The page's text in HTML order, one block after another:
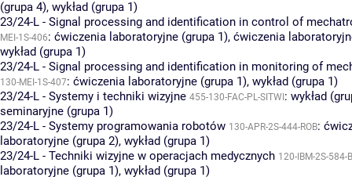
(grupa 4), wykład (grupa 1)
23/24-L - Signal processing and identification in control of
MEI-1S-406: ćwiczenia laboratoryjne (grupa 1), ćwiczenia
wykład (grupa 1)
23/24-L - Signal processing and identification in monitoring of
130-MEI-1S-407: ćwiczenia laboratoryjne (grupa 1), wykład (grupa 1)
23/24-L - Systemy i techniki wizyjne 455-130-FAC-PL-SITWI : wykład
seminaryjne (grupa 1)
23/24-L - Systemy programowania robotów 130-APR-2S-444-ROB:
laboratoryjne (grupa 2), wykład (grupa 1)
23/24-L - Techniki wizyjne w operacjach medycznych 120-IBM-2S-584-
laboratoryjne (grupa 1), wykład (grupa 1)